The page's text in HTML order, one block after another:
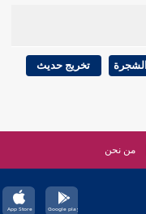
تخريج حديث
من نحن